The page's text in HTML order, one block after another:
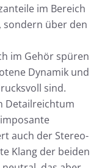
im Bereich
über den
im Gehör spüren
Dynamik und
sind.
Detailreichtum
auch der Stereo-
Klang der beiden